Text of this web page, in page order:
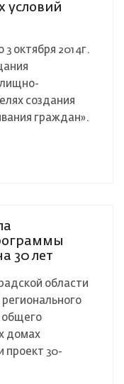
условий
3 октября 2014г.
создания
граждан».
30 лет
области
общего
домах
проект 30-